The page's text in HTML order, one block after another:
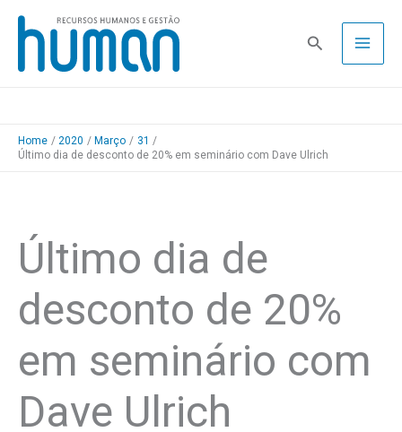
Skip
content
Pesquisa
Home 2020 Março
31
Último dia de desconto de 20% em seminário com Dave Ulrich
Último dia de
desconto de 20%
em seminário com
Dave Ulrich